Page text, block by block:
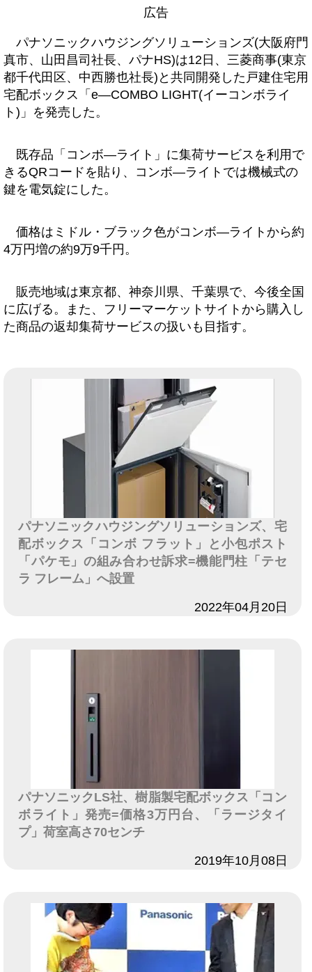
広告
パナソニックハウジングソリューションズ(大阪府門
真市、山田昌司社長、パナHS)は12日、三菱商事(東京
都千代田区、中西勝也社長)と共同開発した戸建住宅用
宅配ボックス「e―COMBO LIGHT(イーコンボライ
ト)」を発売した。
既存品「コンボ―ライト」に集荷サービスを利用で
きるQRコードを貼り、コンボ―ライトでは機械式の
鍵を電気錠にした。
価格はミドル・ブラック色がコンボ―ライトから約
4万円増の約9万9千円。
販売地域は東京都、神奈川県、千葉県で、今後全国
に広げる。また、フリーマーケットサイトから購入し
た商品の返却集荷サービスの扱いも目指す。
パナソニックハウジングソリューションズ、宅
配ボックス「コンボ フラット」と小包ポスト
「パケモ」の組み合わせ訴求=機能門柱「テセ
ラ フレーム」へ設置
2022年04月20日
パナソニックLS社、樹脂製宅配ボックス「コン
ボライト」発売=価格3万円台、「ラージタイ
プ」荷室高さ70センチ
2019年10月08日